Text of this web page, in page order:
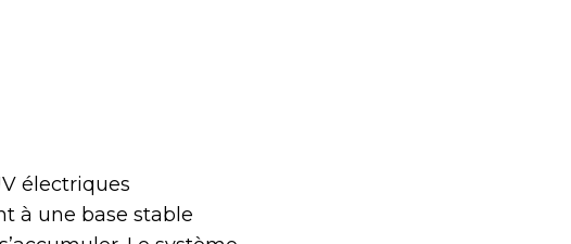
électriques
à une base stable